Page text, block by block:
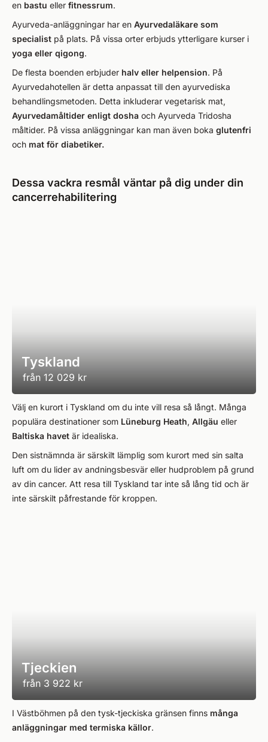
en bastu eller fitnessrum.
Ayurveda-anläggningar har en Ayurvedaläkare som
specialist på plats. På vissa orter erbjuds ytterligare kurser i
yoga eller qigong.
De flesta boenden erbjuder halv eller helpension. På
Ayurvedahotellen är detta anpassat till den ayurvediska
behandlingsmetoden. Detta inkluderar vegetarisk mat,
Ayurvedamåltider enligt dosha och Ayurveda Tridosha
måltider. På vissa anläggningar kan man även boka glutenfri
och mat för diabetiker.
Dessa vackra resmål väntar på dig under din
cancerrehabilitering
Tyskland
från 12 029 kr
Välj en kurort i Tyskland om du inte vill resa så långt. Många
populära destinationer som Lüneburg Heath, Allgäu eller
Baltiska havet är idealiska.
Den sistnämnda är särskilt lämplig som kurort med sin salta
luft om du lider av andningsbesvär eller hudproblem på grund
av din cancer. Att resa till Tyskland tar inte så lång tid och är
inte särskilt påfrestande för kroppen.
Tjeckien
från 3 922 kr
I Västböhmen på den tysk-tjeckiska gränsen finns många
anläggningar med termiska källor.